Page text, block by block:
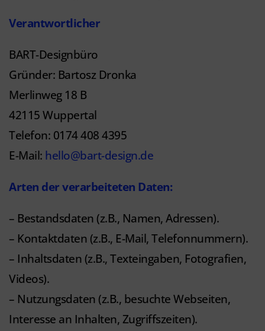
Verantwortlicher
BART-Designbüro
Gründer: Bartosz Dronka
Merlinweg 18 B
42115 Wuppertal
Telefon: 0174 408 4395
E-Mail: hello@bart-design.de
Arten der verarbeiteten Daten:
– Bestandsdaten (z.B., Namen, Adressen).
– Kontaktdaten (z.B., E-Mail, Telefonnummern).
– Inhaltsdaten (z.B., Texteingaben, Fotografien,
Videos).
– Nutzungsdaten (z.B., besuchte Webseiten,
Interesse an Inhalten, Zugriffszeiten).